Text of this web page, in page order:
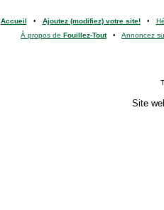
Accueil • Ajoutez (modifiez) votre site!•
À propos de Fouillez-Tout• Annoncez
Site